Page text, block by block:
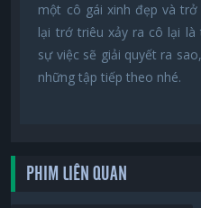
một cô gái xinh đẹp và
lại trớ triêu xảy ra cô lại
sự việc sẽ giải quyết ra
những tập tiếp theo nhé.
PHIM LIÊN QUAN